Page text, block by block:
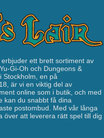
ett brett sortiment av
Gi-Oh och Dungeons &
Stockholm, en på
är vi en viktig del av
online som i butik, och med
kan du snabbt få dina
postombud. Med vår långa
över att leverera rätt spel till dig